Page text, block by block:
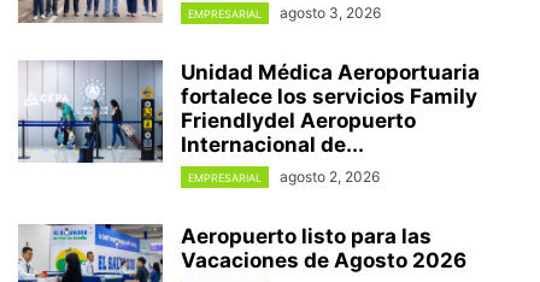
EMPRESARIAL agosto 3, 2026
Unidad Médica Aeroportuaria
fortalece los servicios Family
Friendlydel Aeropuerto
Internacional de...
EMPRESARIAL agosto 2, 2026
Aeropuerto listo para las
Vacaciones de Agosto 2026